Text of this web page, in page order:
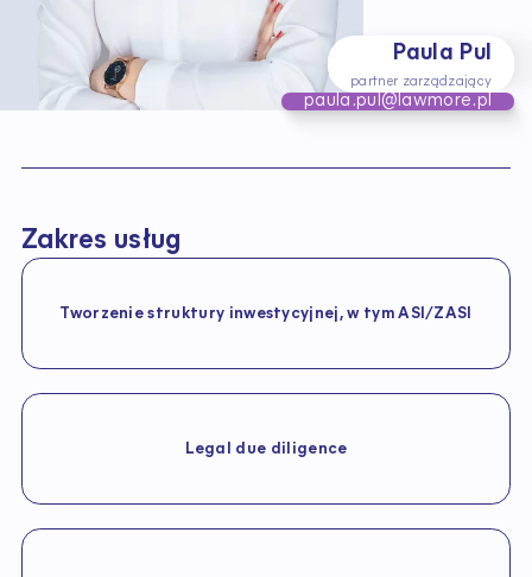
Paula Pul
partner zarządzający
paula.pul@lawmore.pl
Zakres usług
Tworzenie struktury inwestycyjnej, w tym ASI/ZASI
Legal due diligence